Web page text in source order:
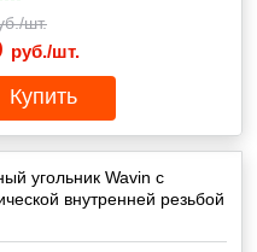
шт.
руб./шт.
Купить
угольник Wavin с
внутренней резьбой